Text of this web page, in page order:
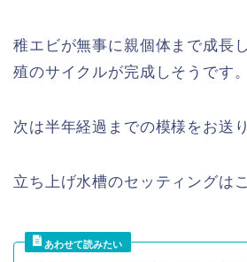
稚エビが無事に親個体まで成長
殖のサイクルが完成しそうです。
次は半年経過までの模様をお送
立ち上げ水槽のセッティングは